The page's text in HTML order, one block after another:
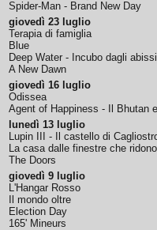
Spider-Man - Brand New Day
giovedì 23 luglio
Terapia di famiglia
Blue
Deep Water - Incubo dagli abissi
A New Dawn
giovedì 16 luglio
Odissea
Agent of Happiness - Il Bhutan
lunedì 13 luglio
Lupin III - Il castello di
La casa dalle finestre che ridono
The Doors
giovedì 9 luglio
L'Hangar Rosso
Il mondo oltre
Election Day
165' Mineurs